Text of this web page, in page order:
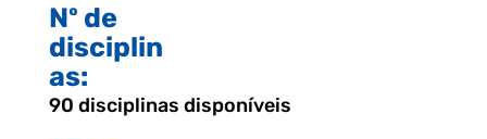
Nº de
disciplin
as:
90 disciplinas disponíveis